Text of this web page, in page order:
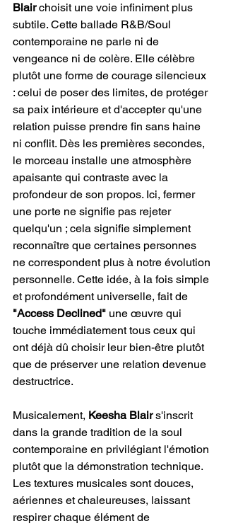
Blair choisit une voie infiniment plus
subtile. Cette ballade R&B/Soul
contemporaine ne parle ni de
vengeance ni de colère. Elle célèbre
plutôt une forme de courage silencieux
: celui de poser des limites, de protéger
sa paix intérieure et d'accepter qu'une
relation puisse prendre fin sans haine
ni conflit. Dès les premières secondes,
le morceau installe une atmosphère
apaisante qui contraste avec la
profondeur de son propos. Ici, fermer
une porte ne signifie pas rejeter
quelqu'un ; cela signifie simplement
reconnaître que certaines personnes
ne correspondent plus à notre évolution
personnelle. Cette idée, à la fois simple
et profondément universelle, fait de
"Access Declined" une œuvre qui
touche immédiatement tous ceux qui
ont déjà dû choisir leur bien-être plutôt
que de préserver une relation devenue
destructrice.
Musicalement, Keesha Blair s'inscrit
dans la grande tradition de la soul
contemporaine en privilégiant l'émotion
plutôt que la démonstration technique.
Les textures musicales sont douces,
aériennes et chaleureuses, laissant
respirer chaque élément de